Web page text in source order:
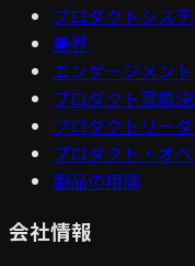
プロダクトシス
業界
エンゲージメント
プロダクト意思
プロダクトリー
プロダクト・オ
製品の相談
会社情報